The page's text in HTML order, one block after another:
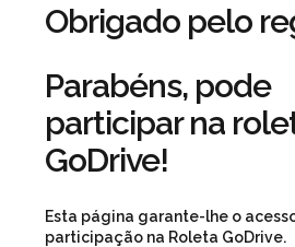
Obrigado pelo
Parabéns, pode
participar na
GoDrive!
Esta página garante-lhe o
participação na Roleta GoDrive.